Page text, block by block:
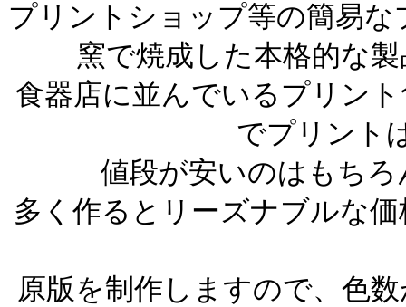
プリントショップ等の簡易
窯で焼成した本格的な
食器店に並んでいるプリン
でプリント
値段が安いのはもち
多く作るとリーズナブルな
原版を制作しますので、色